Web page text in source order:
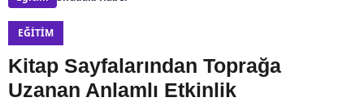
EĞITIM
Kitap Sayfalarından Toprağa
Uzanan Anlamlı Etkinlik